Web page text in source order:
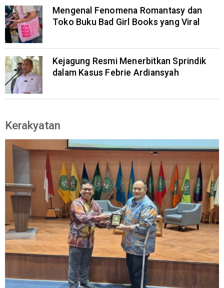
Mengenal Fenomena Romantasy dan
Toko Buku Bad Girl Books yang Viral
Kejagung Resmi Menerbitkan Sprindik
dalam Kasus Febrie Ardiansyah
Kerakyatan